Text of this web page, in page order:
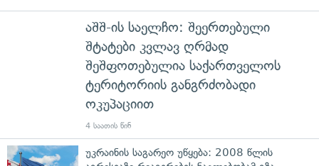
აშშ-ის საელჩო: შეერთებული
შტატები კვლავ ღრმად
შეშფოთებულია საქართველოს
ტერიტორიის განგრძობადი
ოკუპაციით
4 საათის წინ
უკრაინის საგარეო უწყება: 2008 წლის